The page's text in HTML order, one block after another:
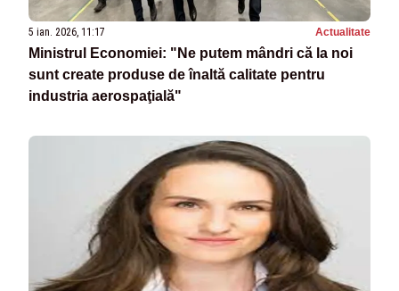
5 ian. 2026, 11:17 Actualitate
Ministrul Economiei: "Ne putem mândri că la noi
sunt create produse de înaltă calitate pentru
industria aerospaţială"